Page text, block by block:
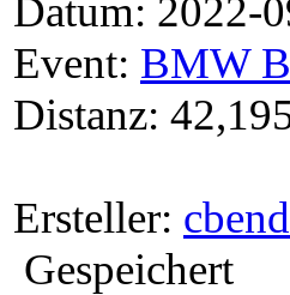
Datum: 2022-
Event: BMW
Distanz:
Ersteller:
Gespeichert